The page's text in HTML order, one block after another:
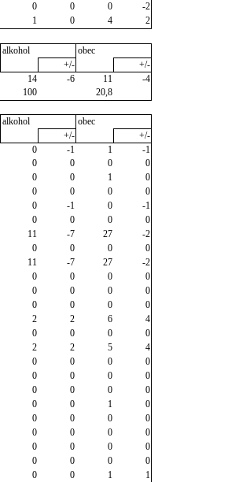
0 0 0
-2
1 0 4
2
alkohol
obec
+/-
+/-
14 -6 11
-4
100
20,8
alkohol
obec
+/-
+/-
0 -1 1
-1
0 0 0
0
0 0 1
0
0 0 0
0
0 -1 0
-1
0 0 0
0
11 -7 27
-2
0 0 0
0
11 -7 27
-2
0 0 0
0
0 0 0
0
0 0 0
0
2 2 6
4
0 0 0
0
2 2 5
4
0 0 0
0
0 0 0
0
0 0 0
0
0 0 1
0
0 0 0
0
0 0 0
0
0 0 0
0
0 0 0
0
0 0 1
1